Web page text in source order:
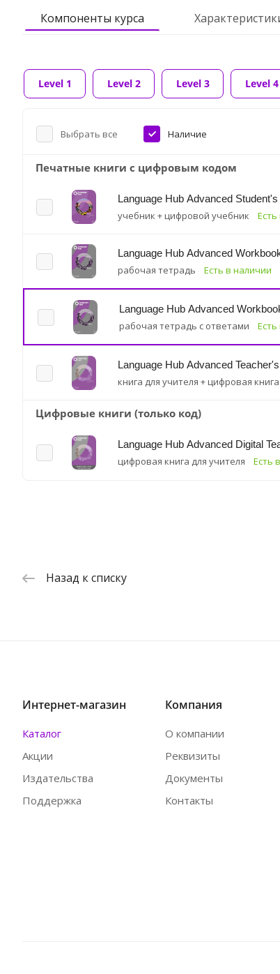
Компоненты курса
Level 1 Level 2 Level 3 Level 4
Выбрать все Наличие
Печатные книги с цифровым кодом
Language Hub Advanced
учебник + цифровой учебник
Language Hub Advanced
рабочая тетрадь Есть в наличии
Language Hub Advanced
рабочая тетрадь с ответами
Language Hub Advanced
книга для учителя + цифровая
Цифровые книги (только код)
Language Hub Advanced Digital
цифровая книга для учителя Есть
Назад к списку
Интернет-магазин
Каталог
Акции
Издательства
Поддержка
Компания
О компании
Реквизиты
Документы
Контакты